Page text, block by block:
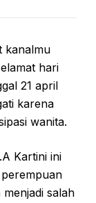
kanalmu
hari
21 april
karena
wanita.
Kartini ini
salah